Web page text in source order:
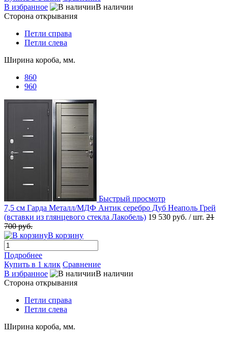
В избранное
В наличии
Сторона открывания
Петли справа
Петли слева
Ширина короба, мм.
860
960
Быстрый просмотр
7,5 см Гарда Металл/МДФ Антик серебро Дуб Неаполь Грей
(вставки из глянцевого стекла Лакобель) 19 530 руб. / шт. 21
700 руб.
В корзину
Подробнее
Купить в 1 клик Сравнение
В избранное
В наличии
Сторона открывания
Петли справа
Петли слева
Ширина короба, мм.